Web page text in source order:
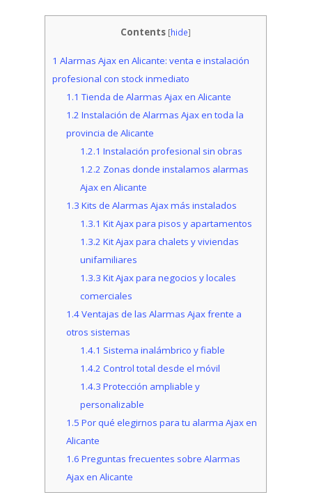
Contents [hide]
1 Alarmas Ajax en Alicante: venta e instalación
profesional con stock inmediato
1.1 Tienda de Alarmas Ajax en Alicante
1.2 Instalación de Alarmas Ajax en toda la
provincia de Alicante
1.2.1 Instalación profesional sin obras
1.2.2 Zonas donde instalamos alarmas
Ajax en Alicante
1.3 Kits de Alarmas Ajax más instalados
1.3.1 Kit Ajax para pisos y apartamentos
1.3.2 Kit Ajax para chalets y viviendas
unifamiliares
1.3.3 Kit Ajax para negocios y locales
comerciales
1.4Ventajas de las Alarmas Ajax frente a
otros sistemas
1.4.1 Sistema inalámbrico y fiable
1.4.2 Control total desde el móvil
1.4.3 Protección ampliable y
personalizable
1.5 Por qué elegirnos para tu alarma Ajax en
Alicante
1.6 Preguntas frecuentes sobre Alarmas
Ajax en Alicante